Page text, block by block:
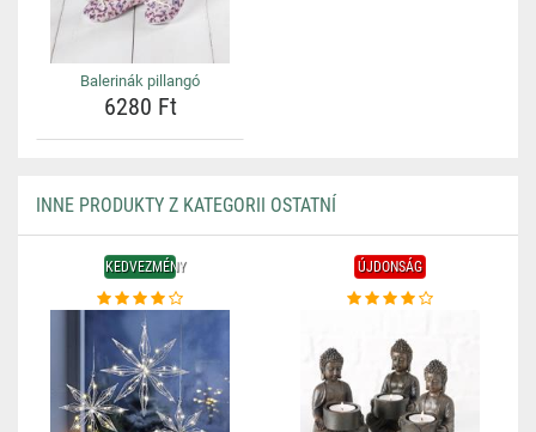
Balerinák pillangó
6280 Ft
INNE PRODUKTY Z KATEGORII OSTATNÍ
KEDVEZMÉNY ÚJDONSÁG